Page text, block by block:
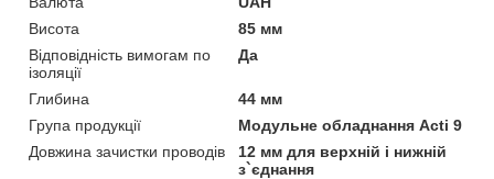
Висота
85 мм
Відповідність вимогам по
ізоляції
Да
Глибина
44 мм
Група продукції
Модульне обладнання Acti 9
Довжина зачистки проводів
12 мм для верхній і нижній
з`єднання